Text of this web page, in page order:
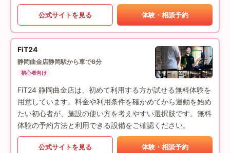
公式サイトを見る 体験・相談予約
FiT24
静岡曲金店静岡駅から車で6分
初心者向け
FiT24 静岡曲金店は、初めて利用する方が試せる無料体験を
用意しています。料金や利用条件を確かめてから運動を始め
たい初心者が、施設の使い方を考えやすい選択肢です。無料
体験の予約方法と利用できる設備をご確認ください。
公式サイトを見る 体験・相談予約